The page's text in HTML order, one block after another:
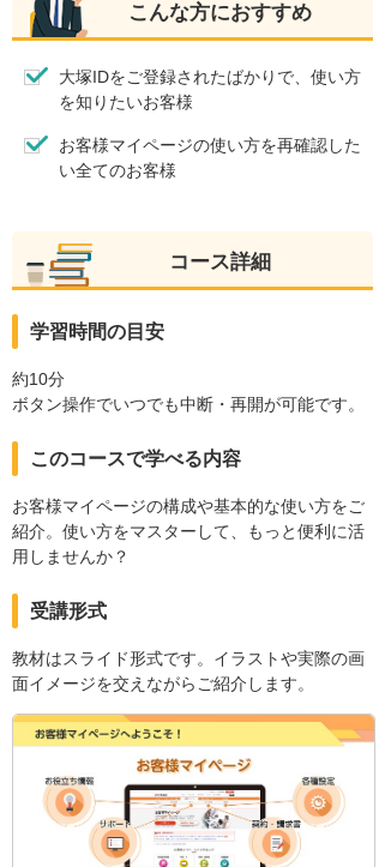
こんな方におすすめ
大塚IDをご登録されたばかりで、使い方
を知りたいお客様
お客様マイページの使い方を再確認した
い全てのお客様
コース詳細
学習時間の目安
約10分
ボタン操作でいつでも中断・再開が可能です。
このコースで学べる内容
お客様マイページの構成や基本的な使い方をご
紹介。使い方をマスターして、もっと便利に活
用しませんか？
受講形式
教材はスライド形式です。イラストや実際の画
面イメージを交えながらご紹介します。